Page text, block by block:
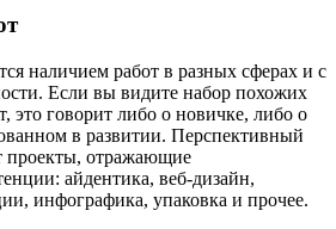
наличием работ в разных сферах и с
Если вы видите набор похожих
это говорит либо о новичке, либо о
в развитии. Перспективный
проекты, отражающие
айдентика, веб-дизайн,
инфографика, упаковка и прочее.